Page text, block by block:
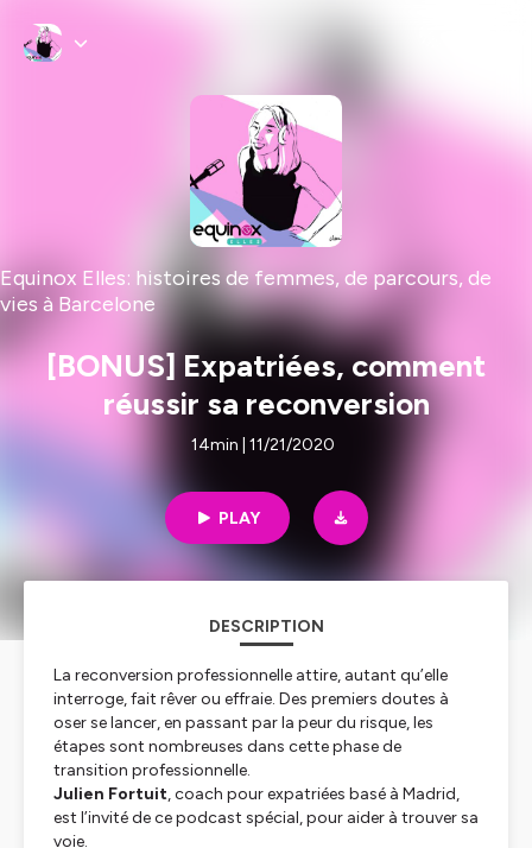
Equinox Elles: histoires de femmes, de parcours, de
vies à Barcelone
[BONUS] Expatriées, comment
réussir sa reconversion
14min | 11/21/2020
PLAY
DESCRIPTION
La reconversion professionnelle attire, autant qu’elle
interroge, fait rêver ou effraie. Des premiers doutes à
oser se lancer, en passant par la peur du risque, les
étapes sont nombreuses dans cette phase de
transition professionnelle.
Julien Fortuit, coach pour expatriées basé à Madrid,
est l’invité de ce podcast spécial, pour aider à trouver sa
voie.